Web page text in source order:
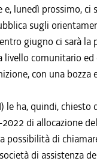
lunedì prossimo, ci
sugli
giugno ci sarà la
livello comunitario
con una bozza
le ha, quindi, chiesto
di allocazione
possibilità di
di assistenza